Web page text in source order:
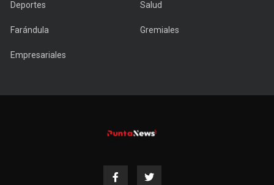
Deportes Salud
Farándula Gremiales
Empresariales